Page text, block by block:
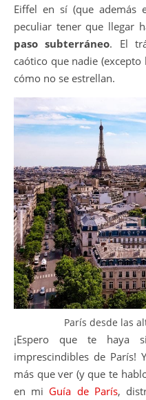
Eiffel en sí (que además
peculiar tener que llegar
paso subterráneo. El
caótico que nadie
cómo no se estrellan.
París desde las
¡Espero que te
imprescindibles de París!
más que ver (y que te
en mi Guía de París,